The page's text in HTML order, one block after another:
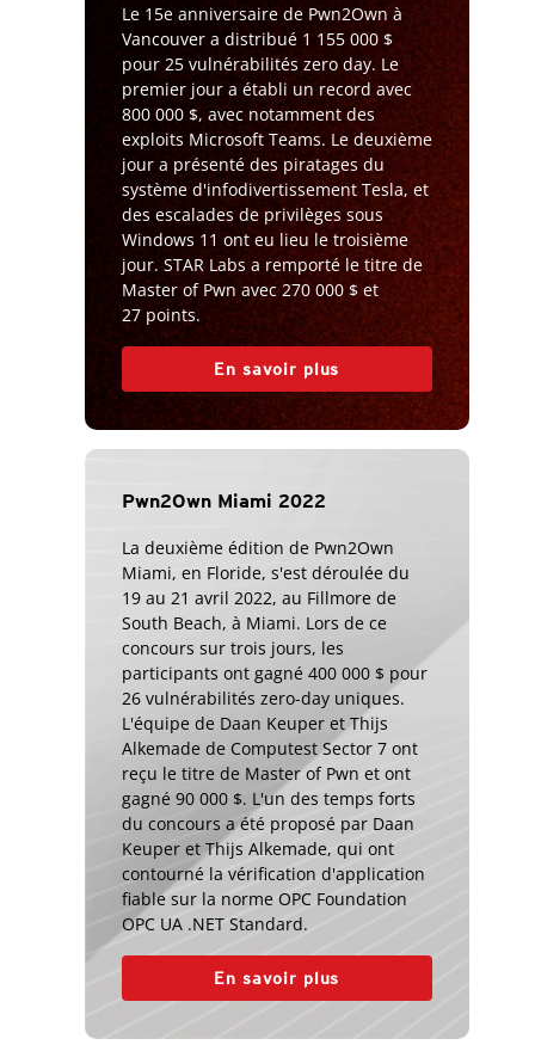
Le 15e anniversaire de Pwn2Own à
Vancouver a distribué 1 155 000 $
pour 25 vulnérabilités zero day. Le
premier jour a établi un record avec
800 000 $, avec notamment des
exploits Microsoft Teams. Le deuxième
jour a présenté des piratages du
système d'infodivertissement Tesla, et
des escalades de privilèges sous
Windows 11 ont eu lieu le troisième
jour. STAR Labs a remporté le titre de
Master of Pwn avec 270 000 $ et
27 points.
En savoir plus
Pwn2Own Miami 2022
La deuxième édition de Pwn2Own
Miami, en Floride, s'est déroulée du
19 au 21 avril 2022, au Fillmore de
South Beach, à Miami. Lors de ce
concours sur trois jours, les
participants ont gagné 400 000 $ pour
26 vulnérabilités zero-day uniques.
L'équipe de Daan Keuper et Thijs
Alkemade de Computest Sector 7 ont
reçu le titre de Master of Pwn et ont
gagné 90 000 $. L'un des temps forts
du concours a été proposé par Daan
Keuper et Thijs Alkemade, qui ont
contourné la vérification d'application
fiable sur la norme OPC Foundation
OPC UA .NET Standard.
En savoir plus